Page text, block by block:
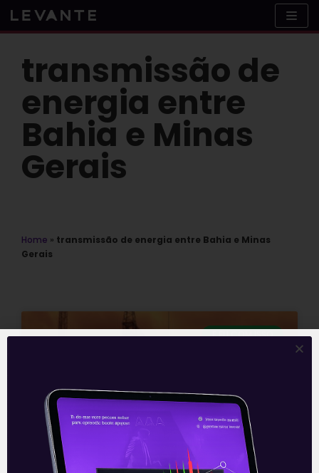
Skip
to
transmissão de
energia entre
Bahia e Minas
Gerais
Home » transmissão de energia entre Bahia e Minas
Gerais
E EU COM ISSO